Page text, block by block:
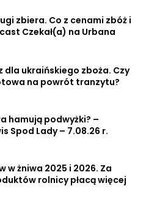
zbiera. Co z cenami zbóż i
Czekał(a) na Urbana
dla ukraińskiego zboża. Czy
na powrót tranzytu?
hamują podwyżki? –
Spod Lady – 7.08.26 r.
w żniwa 2025 i 2026. Za
rolnicy płacą więcej